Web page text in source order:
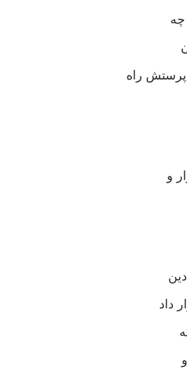
چه
راه
و
داد